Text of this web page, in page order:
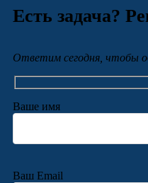
Есть задача?
Ответим сегодня, чтобы
Ваше имя
Ваш Email